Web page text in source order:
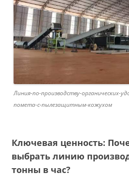
Линия-по-производству-органических-
помета-с-пылезащитным-кожухом
Ключевая ценность:
выбрать линию
тонны в час?